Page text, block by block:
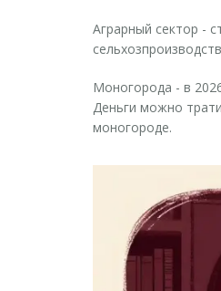
Аграрный сектор -
Моногорода - в
Деньги можно
моногороде.